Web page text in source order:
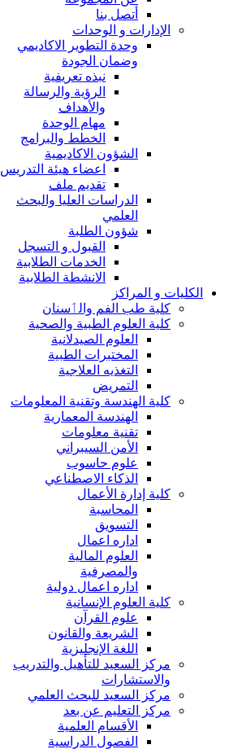
أتصل بنا
الإدارات و الوحدات
وحدة التطوير الاكاديمي
وضمان الجودة
نبذه تعريفية
الرؤية والرسالة
والأهداف
مهام الوحدة
الخطط والبرامج
الشؤون الاكاديمية
اعضاء هيئة التدريس
تقديم ملف
الدراسات العليا والبحث
العلمي
شؤون الطلبة
القبول و التسجل
الخدمات الطلابية
الانشطة الطلابية
الكليات و المراكز
كلية طب الفم والٲسنان
كلية العلوم الطبية والصحية
العلوم الصيدلانية
المختبرات الطبية
التغذيه العلاجية
التمريض
كلية الهندسة وتقنية المعلومات
الهندسة المعمارية
تقنية معلومات
الأمن السيبراني
علوم حاسوب
الذكاء الاصطناعي
كلية إدارة الأعمال
المحاسبة
التسويق
اداره اعمال
العلوم المالية
والمصرفية
اداره اعمال دولية
كلية العلوم الإنسانية
علوم القرآن
الشريعة والقانون
اللغة الإنجليزية
مركز السعيد للتأهيل والتدريب
والاستشارات
مركز السعيد للبحث العلمي
مركز التعليم عن بعد
الأقسام العلمية
الفصول الدراسية